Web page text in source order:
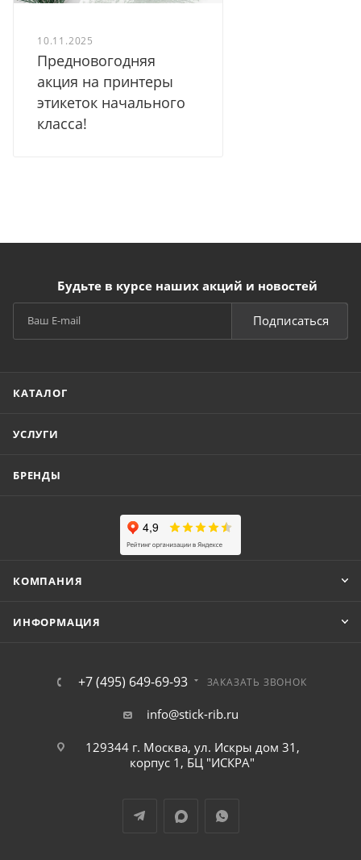
10.11.2025
Предновогодняя
акция на принтеры
этикеток начального
класса!
Будьте в курсе наших акций и новостей
Подписаться
КАТАЛОГ
УСЛУГИ
БРЕНДЫ
КОМПАНИЯ
ИНФОРМАЦИЯ
+7 (495) 649-69-93 ЗАКАЗАТЬ ЗВОНОК
info@stick-rib.ru
129344 г. Москва, ул. Искры дом 31,
корпус 1, БЦ "ИСКРА"